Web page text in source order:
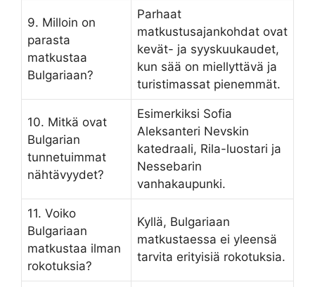
9. Milloin on
parasta
matkustaa
Bulgariaan?
Parhaat
matkustusajankohdat ovat
kevät- ja syyskuukaudet,
kun sää on miellyttävä ja
turistimassat pienemmät.
10. Mitkä ovat
Bulgarian
tunnetuimmat
nähtävyydet?
Esimerkiksi Sofia
Aleksanteri Nevskin
katedraali, Rila-luostari ja
Nessebarin
vanhakaupunki.
11. Voiko
Bulgariaan
matkustaa ilman
rokotuksia?
Kyllä, Bulgariaan
matkustaessa ei yleensä
tarvita erityisiä rokotuksia.